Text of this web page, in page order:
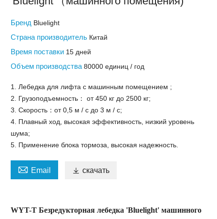
Бренд Bluelight
Страна производитель Китай
Время поставки 15 дней
Объем производства80000 единиц / год
1. Лебедка для лифта с машинным помещением ;
2. Грузоподъемность： от 450 кг до 2500 кг;
3. Скорость：от 0,5 м / с до 3 м / с;
4. Плавный ход, высокая эффективность, низкий уровень
шума;
5. Применение блока тормоза, высокая надежность.
 Email  скачать
WYT-T Безредукторная лебедка 'Bluelight' машинного